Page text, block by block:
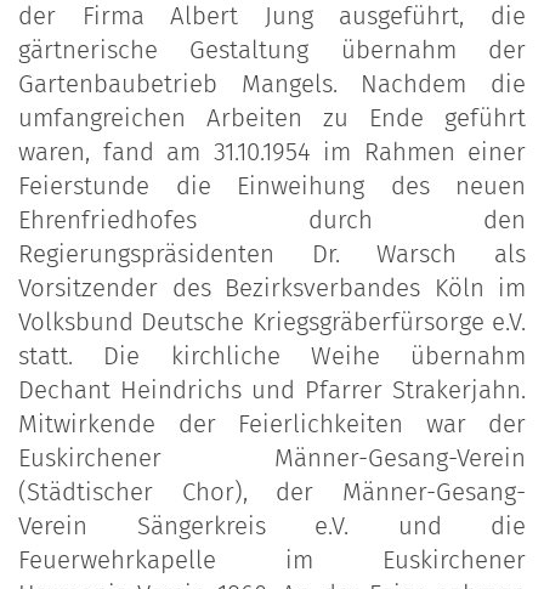
der Firma Albert Jung ausgeführt, die
gärtnerische Gestaltung übernahm der
Gartenbaubetrieb Mangels. Nachdem die
umfangreichen Arbeiten zu Ende geführt
waren, fand am 31.10.1954 im Rahmen einer
Feierstunde die Einweihung des neuen
Ehrenfriedhofes durch den
Regierungspräsidenten Dr. Warsch als
Vorsitzender des Bezirksverbandes Köln im
Volksbund Deutsche Kriegsgräberfürsorge e.V.
statt. Die kirchliche Weihe übernahm
Dechant Heindrichs und Pfarrer Strakerjahn.
Mitwirkende der Feierlichkeiten war der
Euskirchener Männer-Gesang-Verein
(Städtischer Chor), der Männer-Gesang-
Verein Sängerkreis e.V. und die
Feuerwehrkapelle im Euskirchener